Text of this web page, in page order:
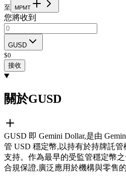
至 MPMT
您將收到
GUSD
$0
接收
關於GUSD
GUSD 即 Gemini Dollar,是由
管 USD 穩定幣,以持有於持牌託
支持。作為最早的受監管穩定幣
合規保證,廣泛應用於機構與零售